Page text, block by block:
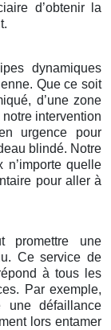
d’obtenir la
dynamiques
Que ce soit
d’une zone
intervention
urgence pour
blindé. Notre
n’importe quelle
pour aller à
promettre une
Ce service de
à tous les
Par exemple,
une défaillance
lors entamer